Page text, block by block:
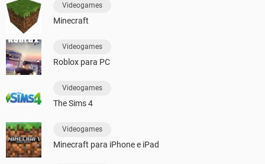
Videogames
Minecraft
Videogames
Roblox para PC
Videogames
The Sims 4
Videogames
Minecraft para iPhone e iPad